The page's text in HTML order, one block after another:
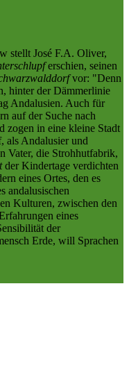
stellt José F.A. Oliver,
erschien, seinen
vor: "Denn
hinter der Dämmerlinie
Andalusien. Auch für
auf der Suche nach
zogen in eine kleine Stadt
als Andalusier und
Vater, die Strohhutfabrik,
der Kindertage verdichten
eines Ortes, den es
andalusischen
Kulturen, zwischen den
eines
der
Erde, will Sprachen